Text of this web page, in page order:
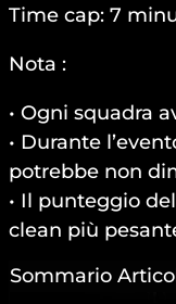
Time cap: 7
Nota :
• Ogni squadra
• Durante
potrebbe non
• Il punteggio
clean più
Sommario